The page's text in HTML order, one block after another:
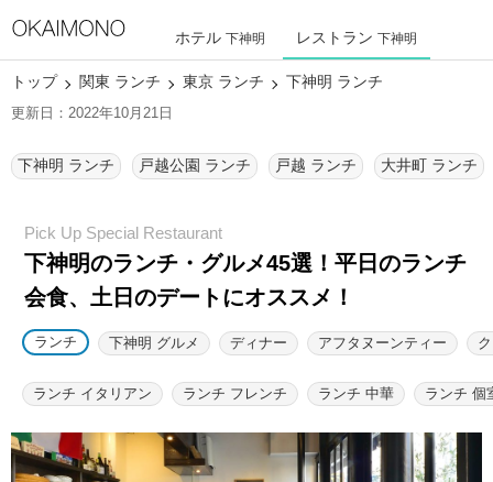
ホテル 下神明 レストラン 下神明
トップ 関東 ランチ 東京 ランチ 下神明 ランチ
更新日：2022年10月21日
下神明 ランチ 戸越公園 ランチ 戸越 ランチ 大井町 ランチ
下神明のランチ・グルメ45選！平日のランチ
会食、土日のデートにオススメ！
ランチ 下神明 グルメ ディナー アフタヌーンティー
ランチ イタリアン ランチ フレンチ ランチ 中華 ランチ 個